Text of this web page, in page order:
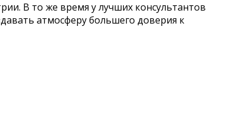
В то же время у лучших консультантов
атмосферу большего доверия к